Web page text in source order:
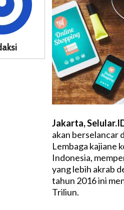
Jakarta,
akan berselancar
Lembaga kajiane
Indonesia,
yang lebih akrab
tahun 2016 ini
Triliun.